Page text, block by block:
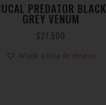
PREDATOR BLACK
GREY VENUM
$27.500
Añadir a lista de deseos